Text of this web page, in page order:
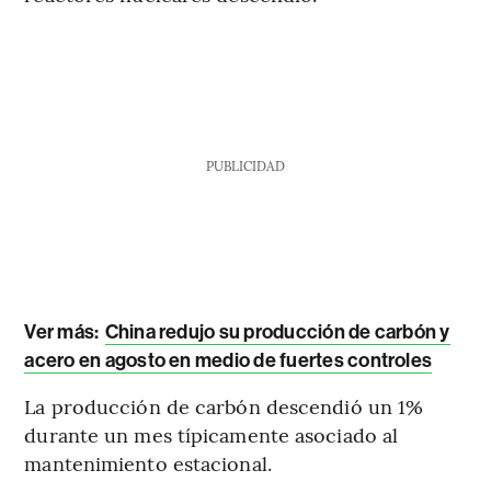
PUBLICIDAD
Ver más: China redujo su producción de carbón y
acero en agosto en medio de fuertes controles
La producción de carbón descendió un 1%
durante un mes típicamente asociado al
mantenimiento estacional.